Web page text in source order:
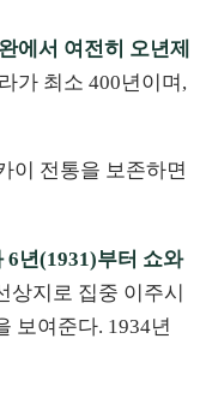
에서 여전히 오년제
가 최소 400년이며,
이 전통을 보존하면
6년(1931)부터 쇼와
상지로 집중 이주시
보여준다. 1934년